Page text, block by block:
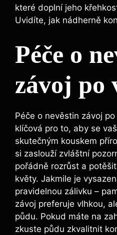
které doplní jeho
Uvidíte, jak nádherně
Péče o
závoj po
Péče o nevěstin závoj
klíčová pro to, aby se
skutečným kouskem
si zaslouží zvláštní
pořádně rozrůst a
květy. Jakmile je
pravidelnou zálivku –
závoj preferuje vlhkou,
půdu. Pokud máte na
zkuste půdu zkvalitnit